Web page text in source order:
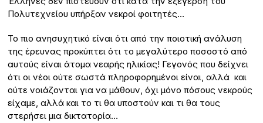
Πολυτεχνείου υπήρξαν νεκροί φοιτητές…
Το πιο ανησυχητικό είναι ότι από την ποιοτική ανάλυση
της έρευνας προκύπτει ότι το μεγαλύτερο ποσοστό από
αυτούς είναι άτομα νεαρής ηλικίας! Γεγονός που δείχνει
ότι οι νέοι ούτε σωστά πληροφορημένοι είναι, αλλά και
ούτε νοιάζονται για να μάθουν, όχι μόνο πόσους νεκρούς
είχαμε, αλλά και το τι θα υποστούν και τι θα τους
στερήσει μια δικτατορία…